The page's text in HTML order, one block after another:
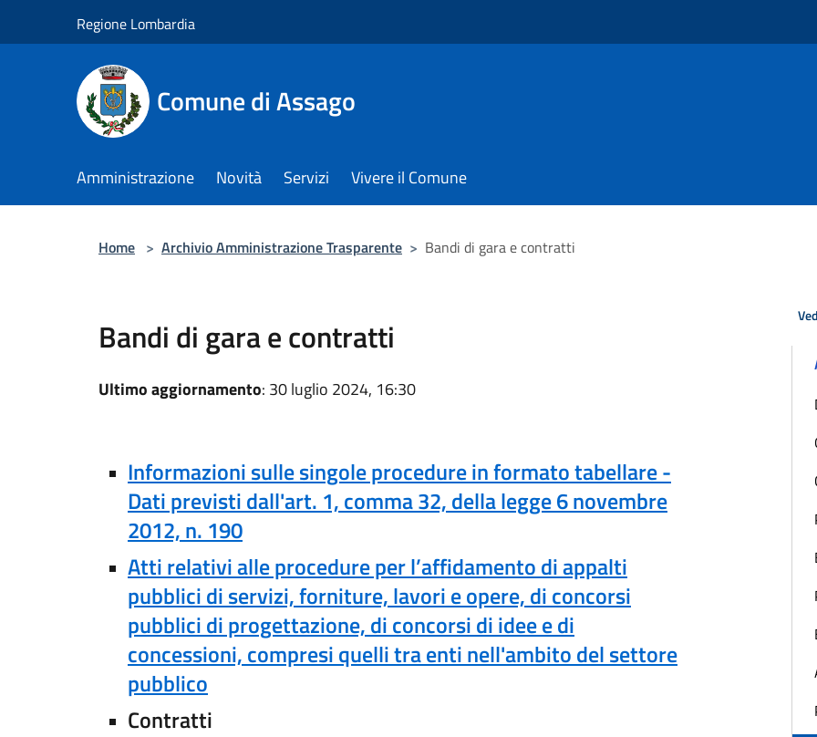
Regione Lombardia
Comune di Assago
Amministrazione Novità Servizi Vivere il Comune
Home > Archivio Amministrazione Trasparente > Bandi di gara e contratti
Bandi di gara e contratti
Ultimo aggiornamento: 30 luglio 2024, 16:30
Informazioni sulle singole procedure in formato tabellare -
Dati previsti dall'art. 1, comma 32, della legge 6 novembre
2012, n. 190
Atti relativi alle procedure per l’affidamento di appalti
pubblici di servizi, forniture, lavori e opere, di concorsi
pubblici di progettazione, di concorsi di idee e di
concessioni, compresi quelli tra enti nell'ambito del settore
pubblico
Contratti